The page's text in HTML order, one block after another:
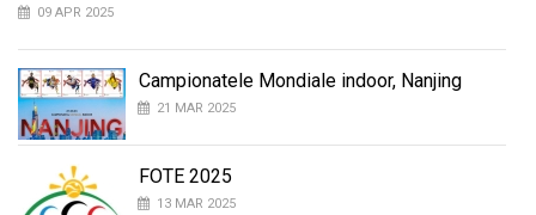
09 APR 2025
Campionatele Mondiale indoor, Nanjing
21 MAR 2025
FOTE 2025
13 MAR 2025